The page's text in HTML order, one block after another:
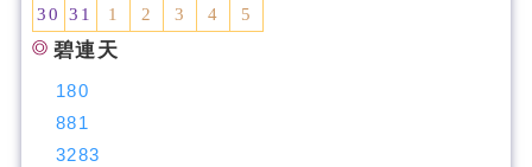
30
31 1 2 3 4 5
碧連天
180
881
3283